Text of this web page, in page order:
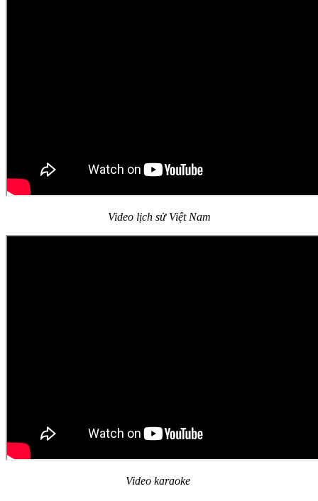
Video lịch sử Việt Nam
Video karaoke